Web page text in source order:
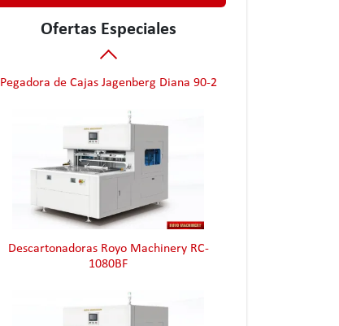
Ofertas Especiales
Pegadora de Cajas Jagenberg Diana 90-2
Descartonadoras Royo Machinery RC-
1080BF